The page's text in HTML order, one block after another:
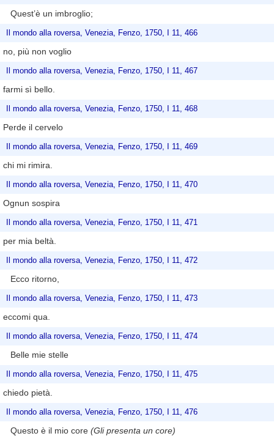
Quest’è un imbroglio;
Il mondo alla roversa, Venezia, Fenzo, 1750, I 11, 466
no, più non voglio
Il mondo alla roversa, Venezia, Fenzo, 1750, I 11, 467
farmi sì bello.
Il mondo alla roversa, Venezia, Fenzo, 1750, I 11, 468
Perde il cervelo
Il mondo alla roversa, Venezia, Fenzo, 1750, I 11, 469
chi mi rimira.
Il mondo alla roversa, Venezia, Fenzo, 1750, I 11, 470
Ognun sospira
Il mondo alla roversa, Venezia, Fenzo, 1750, I 11, 471
per mia beltà.
Il mondo alla roversa, Venezia, Fenzo, 1750, I 11, 472
Ecco ritorno,
Il mondo alla roversa, Venezia, Fenzo, 1750, I 11, 473
eccomi qua.
Il mondo alla roversa, Venezia, Fenzo, 1750, I 11, 474
Belle mie stelle
Il mondo alla roversa, Venezia, Fenzo, 1750, I 11, 475
chiedo pietà.
Il mondo alla roversa, Venezia, Fenzo, 1750, I 11, 476
Questo è il mio core (Gli presenta un core)